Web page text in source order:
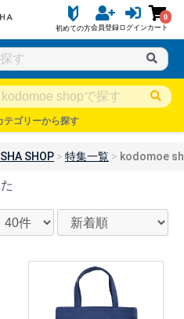
初めての方会員登録ログイン
0
カート
テゴリーから探す
SHOP 特集一覧 kodomoe